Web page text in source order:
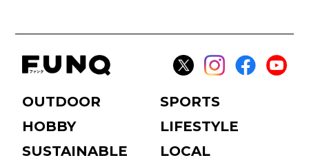
OUTDOOR
SPORTS
HOBBY
LIFESTYLE
SUSTAINABLE
LOCAL